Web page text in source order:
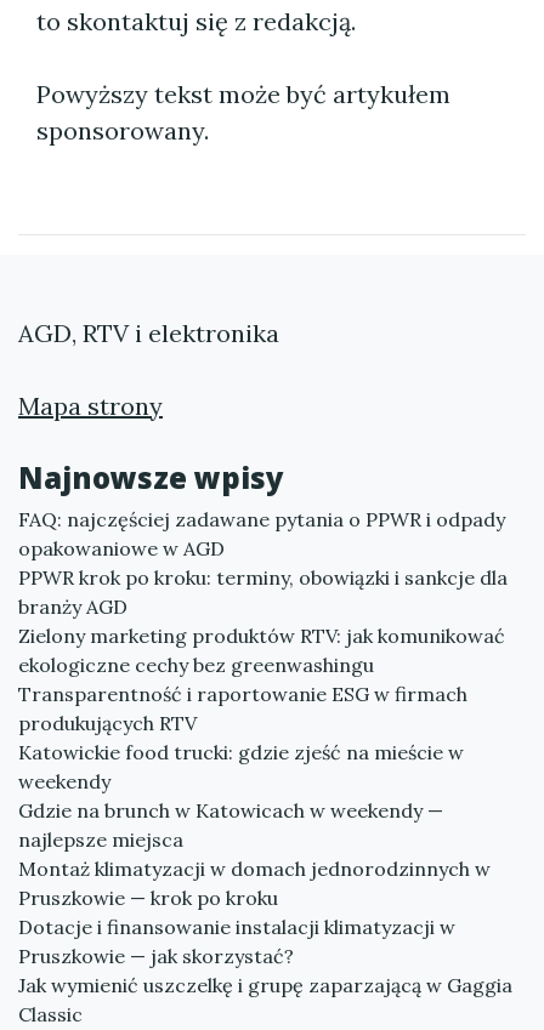
to skontaktuj się z redakcją.
Powyższy tekst może być artykułem
sponsorowany.
AGD, RTV i elektronika
Mapa strony
Najnowsze wpisy
FAQ: najczęściej zadawane pytania o PPWR i odpady
opakowaniowe w AGD
PPWR krok po kroku: terminy, obowiązki i sankcje dla
branży AGD
Zielony marketing produktów RTV: jak komunikować
ekologiczne cechy bez greenwashingu
Transparentność i raportowanie ESG w firmach
produkujących RTV
Katowickie food trucki: gdzie zjeść na mieście w
weekendy
Gdzie na brunch w Katowicach w weekendy —
najlepsze miejsca
Montaż klimatyzacji w domach jednorodzinnych w
Pruszkowie — krok po kroku
Dotacje i finansowanie instalacji klimatyzacji w
Pruszkowie — jak skorzystać?
Jak wymienić uszczelkę i grupę zaparzającą w Gaggia
Classic